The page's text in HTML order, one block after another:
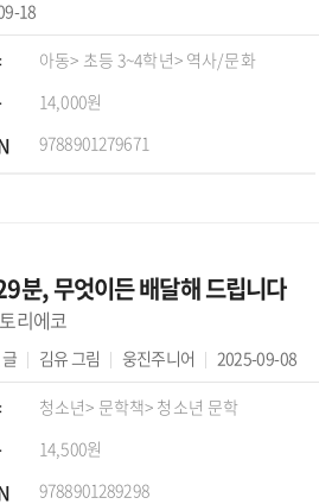
18
아동> 초등 3~4학년> 역사/문화
14,000원
9788901279671
분, 무엇이든 배달해 드립니다
리에코
글 김유그림 웅진주니어 2025-09-08
청소년> 문학책> 청소년 문학
14,500원
9788901289298